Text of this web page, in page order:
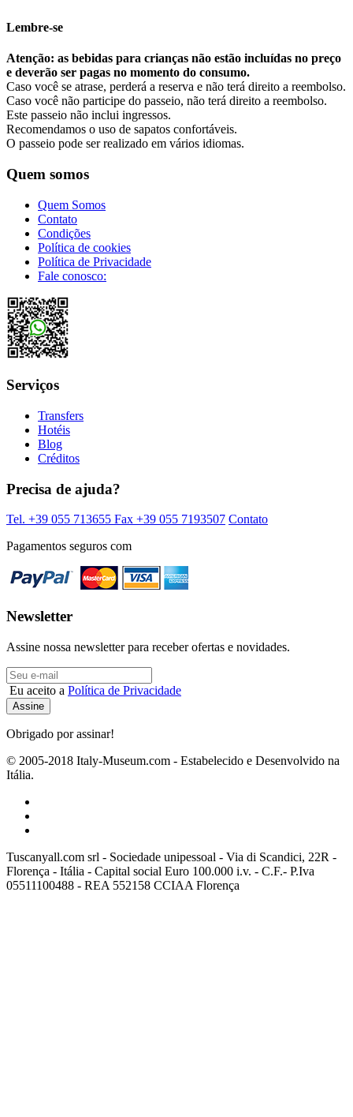
Lembre-se
Atenção: as bebidas para crianças não estão incluídas no preço
e deverão ser pagas no momento do consumo.
Caso você se atrase, perderá a reserva e não terá direito a reembolso.
Caso você não participe do passeio, não terá direito a reembolso.
Este passeio não inclui ingressos.
Recomendamos o uso de sapatos confortáveis.
O passeio pode ser realizado em vários idiomas.
Quem somos
Quem Somos
Contato
Condições
Política de cookies
Política de Privacidade
Fale conosco:
Serviços
Transfers
Hotéis
Blog
Créditos
Precisa de ajuda?
Tel. +39 055 713655 Fax +39 055 7193507 Contato
Pagamentos seguros com
Newsletter
Assine nossa newsletter para receber ofertas e novidades.
Eu aceito a Política de Privacidade
Obrigado por assinar!
© 2005-2018 Italy-Museum.com - Estabelecido e Desenvolvido na
Itália.
Tuscanyall.com srl - Sociedade unipessoal - Via di Scandici, 22R -
Florença - Itália - Capital social Euro 100.000 i.v. - C.F.- P.Iva
05511100488 - REA 552158 CCIAA Florença